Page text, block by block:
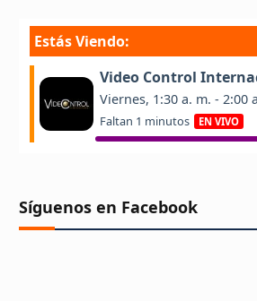
Síguenos en Facebook